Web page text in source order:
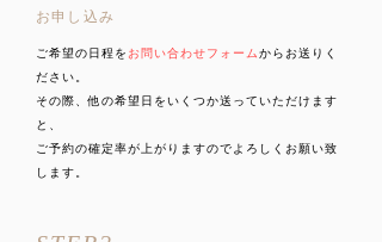
​お申し込み
ご希望の日程を お問い合わせフォームからお送りく
ださい。
その際、他の希望日をいくつか送っていただけます
と、
ご予約の確定率が上がりますのでよろしくお願い致
します。